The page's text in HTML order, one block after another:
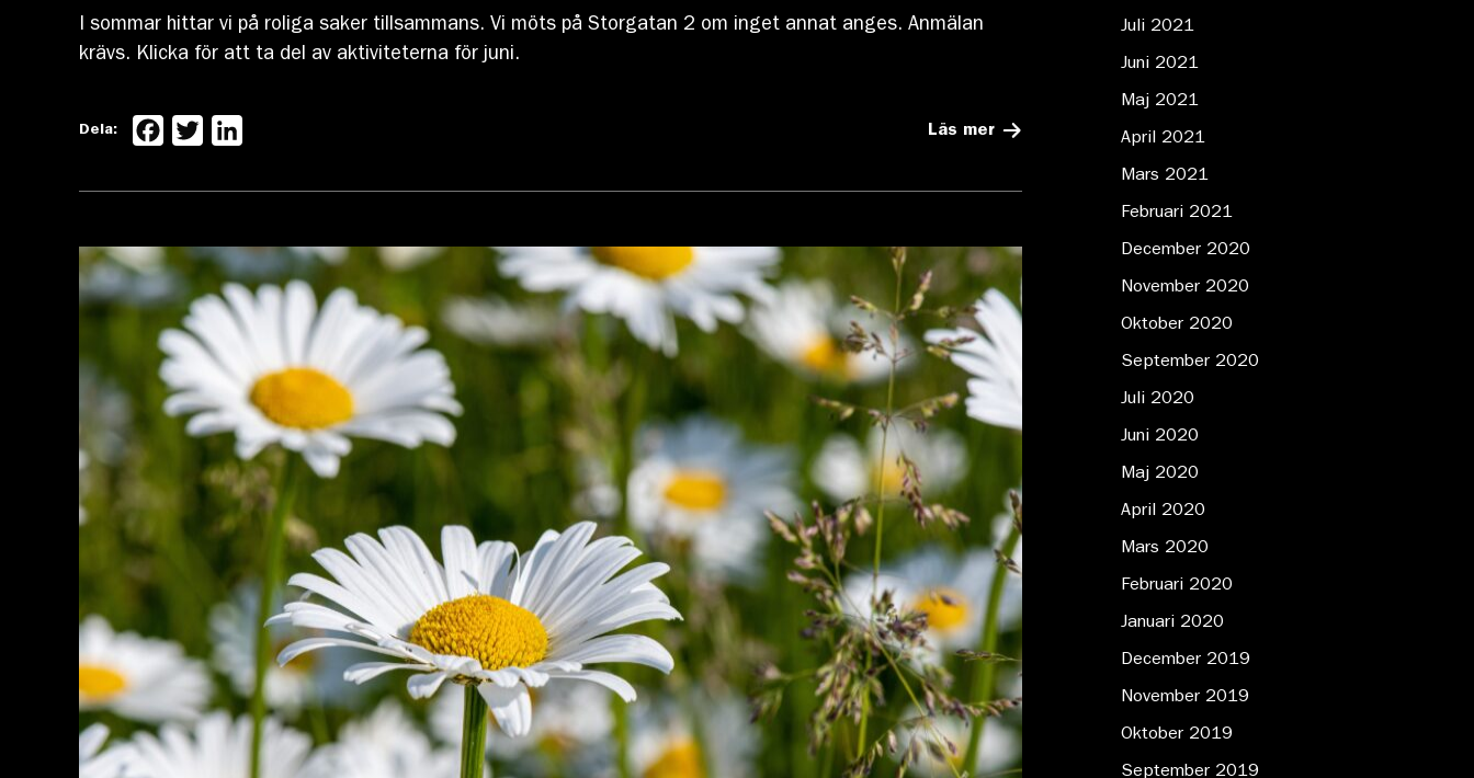
Juli 2021
Juni 2021
Maj 2021
April 2021
Mars 2021
Februari 2021
December 2020
November 2020
Oktober 2020
September 2020
Juli 2020
Juni 2020
Maj 2020
April 2020
Mars 2020
Februari 2020
Januari 2020
December 2019
November 2019
Oktober 2019
September 2019
I sommar hittar vi på roliga saker tillsammans. Vi möts på Storgatan 2 om inget annat anges. Anmälan
krävs. Klicka för att ta del av aktiviteterna för juni.
Läs mer
Dela: Facebook
Twitter